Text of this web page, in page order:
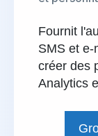
Fournit
SMS et e-
créer des
Analytics